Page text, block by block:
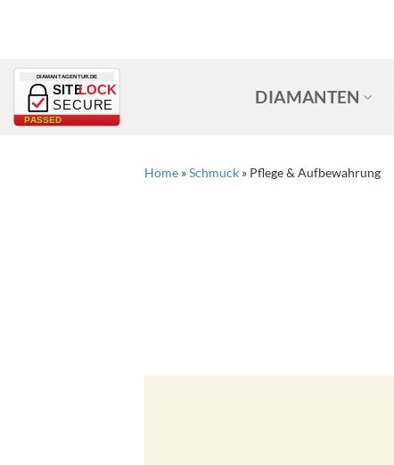
DIAMANTAGENTUR.DE
SITELOCK
SECURE
PASSED
DIAMANTEN
Home »Schmuck » Pflege & Aufbewahrung